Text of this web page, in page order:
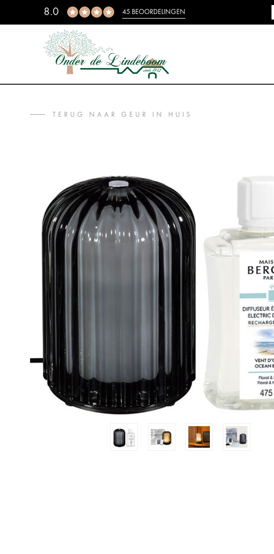
8.0 45 BEOORDELINGEN
TERUG NAAR GEUR IN HUIS